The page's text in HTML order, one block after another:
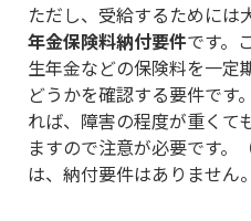
ただし、受給するためには
年金保険料納付要件です。
生年金などの保険料を一定
どうかを確認する要件です
れば、障害の程度が重くて
ますので注意が必要です。
は、納付要件はありません